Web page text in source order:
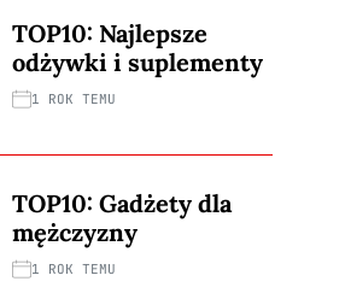
TOP10: Najlepsze
odżywki i suplementy
1 ROK TEMU
TOP10: Gadżety dla
mężczyzny
1 ROK TEMU